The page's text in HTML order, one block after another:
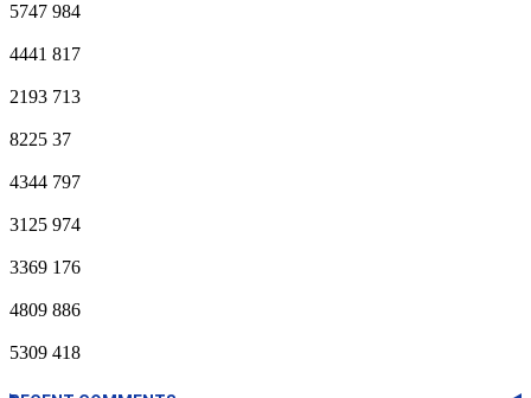
5747 984
4441 817
2193 713
8225 37
4344 797
3125 974
3369 176
4809 886
5309 418